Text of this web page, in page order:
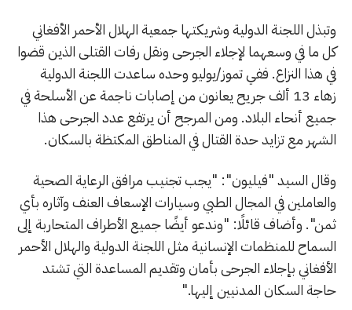
وتبذل اللجنة الدولية وشريكتها جمعية الهلال الأحمر الأفغاني
كل ما في وسعهما لإجلاء الجرحى ونقل رفات القتلى الذين قضوا
في هذا النزاع. ففي تموز/يوليو وحده ساعدت اللجنة الدولية
زهاء 13 ألف جريح يعانون من إصابات ناجمة عن الأسلحة في
جميع أنحاء البلاد. ومن المرجح أن يرتفع عدد الجرحى هذا
الشهر مع تزايد حدة القتال في المناطق المكتظة بالسكان.
وقال السيد "فيليون": "يجب تجنيب مرافق الرعاية الصحية
والعاملين في المجال الطبي وسيارات الإسعاف العنف وآثاره بأي
ثمن". وأضاف قائلًا: "وندعو أيضًا جميع الأطراف المتحاربة إلى
السماح للمنظمات الإنسانية مثل اللجنة الدولية والهلال الأحمر
الأفغاني بإجلاء الجرحى بأمان وتقديم المساعدة التي تشتد
حاجة السكان المدنيين إليها."